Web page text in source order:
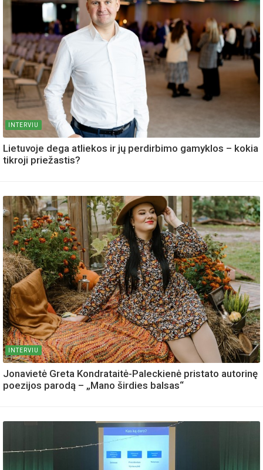
INTERVIU
Lietuvoje dega atliekos ir jų perdirbimo gamyklos – kokia
tikroji priežastis?
INTERVIU
Jonavietė Greta Kondrataitė-Paleckienė pristato autorinę
poezijos parodą – „Mano širdies balsas“